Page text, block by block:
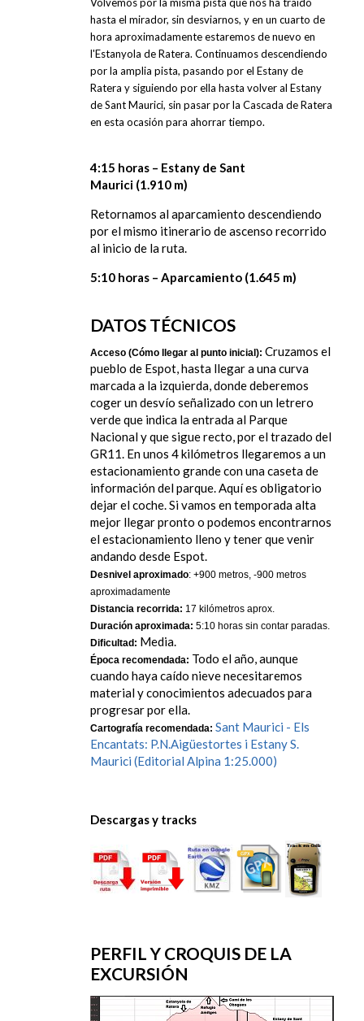
Volvemos por la misma pista que nos ha traído
hasta el mirador, sin desviarnos, y en un cuarto de
hora aproximadamente estaremos de nuevo en
l'Estanyola de Ratera. Continuamos descendiendo
por la amplia pista, pasando por el Estany de
Ratera y siguiendo por ella hasta volver al Estany
de Sant Maurici, sin pasar por la Cascada de Ratera
en esta ocasión para ahorrar tiempo.
4:15 horas – Estany de Sant
Maurici (1.910 m)
Retornamos al aparcamiento descendiendo
por el mismo itinerario de ascenso recorrido
al inicio de la ruta.
5:10 horas – Aparcamiento (1.645 m)
DATOS TÉCNICOS
Acceso (Cómo llegar al punto inicial): Cruzamos el
pueblo de Espot, hasta llegar a una curva
marcada a la izquierda, donde deberemos
coger un desvío señalizado con un letrero
verde que indica la entrada al Parque
Nacional y que sigue recto, por el trazado del
GR11. En unos 4 kilómetros llegaremos a un
estacionamiento grande con una caseta de
información del parque. Aquí es obligatorio
dejar el coche. Si vamos en temporada alta
mejor llegar pronto o podemos encontrarnos
el estacionamiento lleno y tener que venir
andando desde Espot.
Desnivel aproximado: +900 metros, -900 metros
aproximadamente
Distancia recorrida: 17 kilómetros aprox.
Duración aproximada: 5:10 horas sin contar paradas.
Dificultad: Media.
Época recomendada: Todo el año, aunque
cuando haya caído nieve necesitaremos
material y conocimientos adecuados para
progresar por ella.
Cartografía recomendada: Sant Maurici - Els
Encantats: P.N.Aigüestortes i Estany S.
Maurici (Editorial Alpina 1:25.000)
Descargas y tracks
PERFIL Y CROQUIS DE LA
EXCURSIÓN